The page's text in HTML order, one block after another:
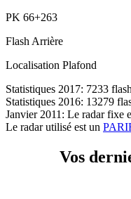
PK 66+263
Flash Arrière
Localisation Plafond
Statistiques 2017: 7233
Statistiques 2016: 13279
Janvier 2011: Le radar fixe
Le radar utilisé est un
Vos